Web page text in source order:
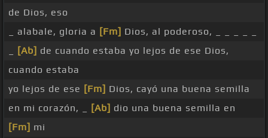
de Dios, eso
_ alabale, gloria a [Fm] Dios, al poderoso, _ _ _ _ _
[Ab] de cuando estaba yo lejos de ese Dios,
cuando estaba
yo lejos de ese [Fm] Dios, cayó una buena semilla
en mi corazón, _
[Ab] dio una buena semilla en
[Fm] mi